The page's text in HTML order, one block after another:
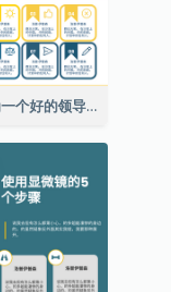
如何成为一个好的领导者信息图